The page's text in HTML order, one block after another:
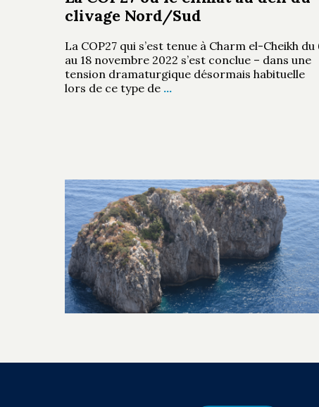
clivage Nord/Sud
La COP27 qui s’est tenue à Charm el-Cheikh du
au 18 novembre 2022 s’est conclue – dans une
tension dramaturgique désormais habituelle
lors de ce type de …